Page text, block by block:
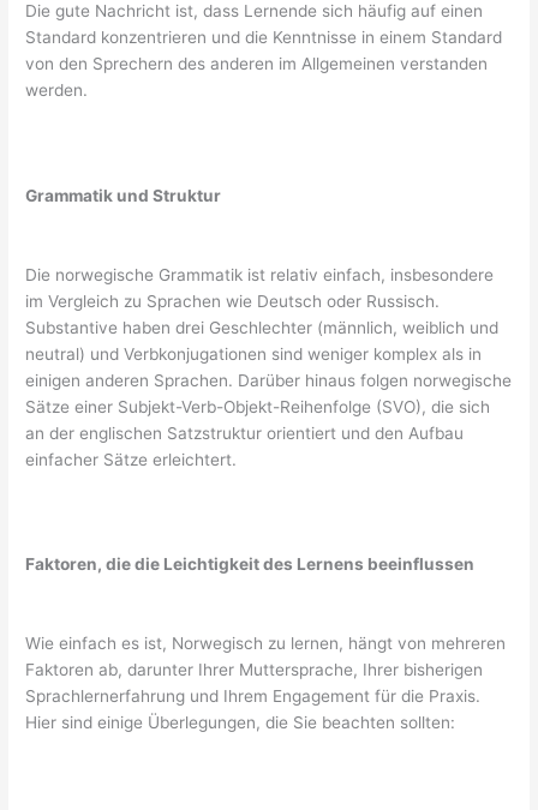
Die gute Nachricht ist, dass Lernende sich häufig auf einen
Standard konzentrieren und die Kenntnisse in einem Standard
von den Sprechern des anderen im Allgemeinen verstanden
werden.
Grammatik und Struktur
Die norwegische Grammatik ist relativ einfach, insbesondere
im Vergleich zu Sprachen wie Deutsch oder Russisch.
Substantive haben drei Geschlechter (männlich, weiblich und
neutral) und Verbkonjugationen sind weniger komplex als in
einigen anderen Sprachen. Darüber hinaus folgen norwegische
Sätze einer Subjekt-Verb-Objekt-Reihenfolge (SVO), die sich
an der englischen Satzstruktur orientiert und den Aufbau
einfacher Sätze erleichtert.
Faktoren, die die Leichtigkeit des Lernens beeinflussen
Wie einfach es ist, Norwegisch zu lernen, hängt von mehreren
Faktoren ab, darunter Ihrer Muttersprache, Ihrer bisherigen
Sprachlernerfahrung und Ihrem Engagement für die Praxis.
Hier sind einige Überlegungen, die Sie beachten sollten: